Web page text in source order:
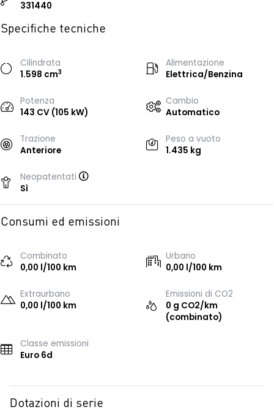
331440
Specifiche tecniche
Cilindrata
1.598 cm3
Alimentazione
Elettrica/Benzina
Potenza
143 CV (105 kW)
Cambio
Automatico
Trazione
Anteriore
Peso a vuoto
1.435 kg
Neopatentati
Sì
Consumi ed emissioni
Combinato
0,00 l/100 km
Urbano
0,00 l/100 km
Extraurbano
0,00 l/100 km
Emissioni di CO2
0 g CO2/km
(combinato)
Classe emissioni
Euro 6d
Dotazioni di serie